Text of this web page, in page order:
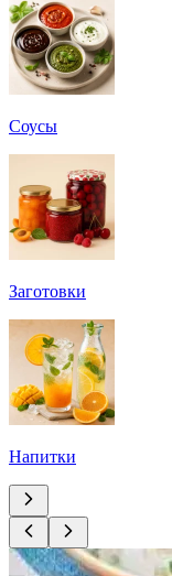
Соусы
Заготовки
Напитки